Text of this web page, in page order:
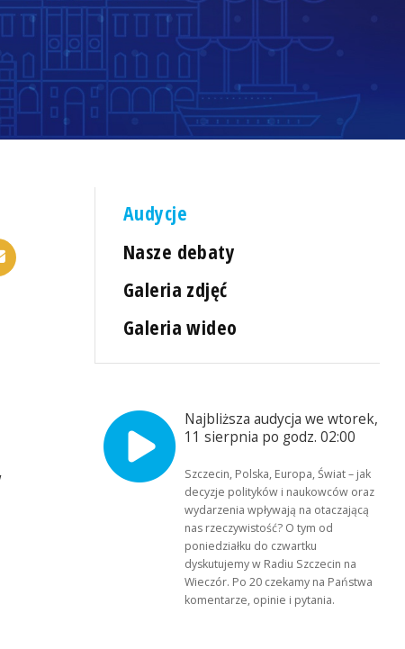
Audycje
Nasze debaty
Galeria zdjęć
Galeria wideo
Najbliższa audycja we wtorek,
11 sierpnia po godz. 02:00
Szczecin, Polska, Europa, Świat – jak
decyzje polityków i naukowców oraz
wydarzenia wpływają na otaczającą
nas rzeczywistość? O tym od
poniedziałku do czwartku
dyskutujemy w Radiu Szczecin na
Wieczór. Po 20 czekamy na Państwa
komentarze, opinie i pytania.